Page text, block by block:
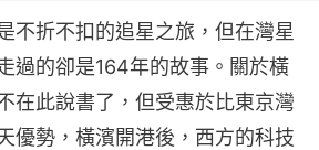
不折不扣的追星之旅，但在灣星
過的卻是164年的故事。關於橫
在此說書了，但受惠於比東京灣
優勢，橫濱開港後，西方的科技